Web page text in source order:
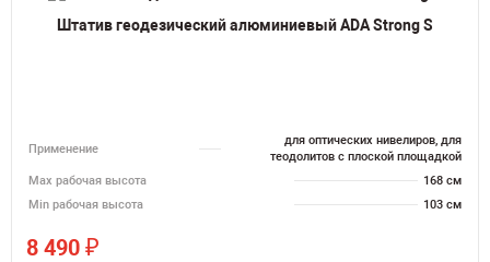
Штатив геодезический алюминиевый ADA Strong S
Применение
для оптических нивелиров, для
теодолитов с плоской площадкой
Мах рабочая высота
168 см
Min рабочая высота
103 см
8 490 ₽